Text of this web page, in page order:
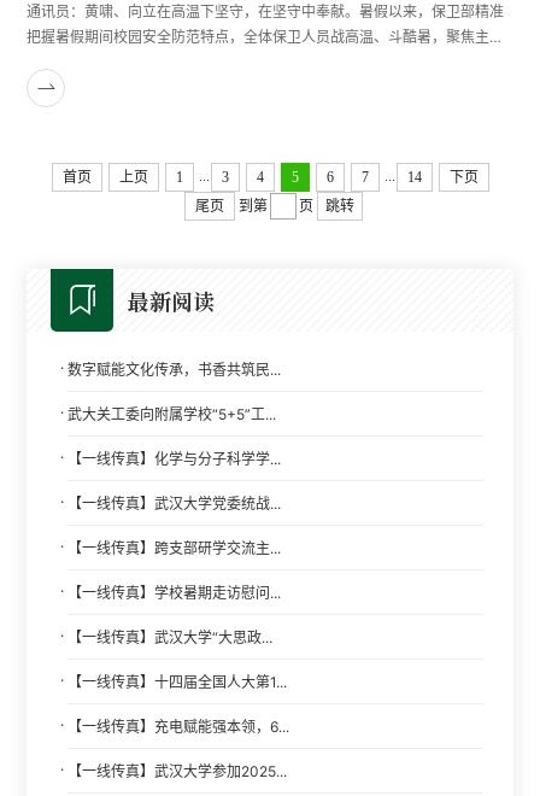
通讯员：黄啸、向立在高温下坚守，在坚守中奉献。暑假以来，保卫部精准
把握暑假期间校园安全防范特点，全体保卫人员战高温、斗酷暑，聚焦主动
净化校园安全环境，积极回应师生对安全工作需求，切实让师生感受到安全
触手可及，平安就在身边。日查不息，拧紧校园“安全阀”“校门管控一刻不能
首页 上页 1 ... 3 4 5 6 7 ... 14
下页
尾页
到第 页 跳转
最新阅读
· 数字赋能文化传承，书香共筑民...
· 武大关工委向附属学校“5+5”工...
· 【一线传真】化学与分子科学学...
· 【一线传真】武汉大学党委统战...
· 【一线传真】跨支部研学交流主...
· 【一线传真】学校暑期走访慰问...
· 【一线传真】武汉大学“大思政...
· 【一线传真】十四届全国人大第1...
· 【一线传真】充电赋能强本领，6...
· 【一线传真】武汉大学参加2025...